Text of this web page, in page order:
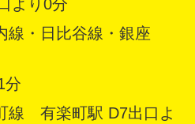
より0分
・日比谷線・銀座
分
線 有楽町駅 D7出口よ